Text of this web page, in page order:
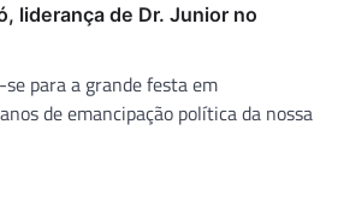
liderança de Dr. Junior no
para a grande festa em
de emancipação política da nossa